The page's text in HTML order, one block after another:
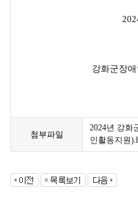
강화군장
첨부파일
2024년 강화
인활동지원